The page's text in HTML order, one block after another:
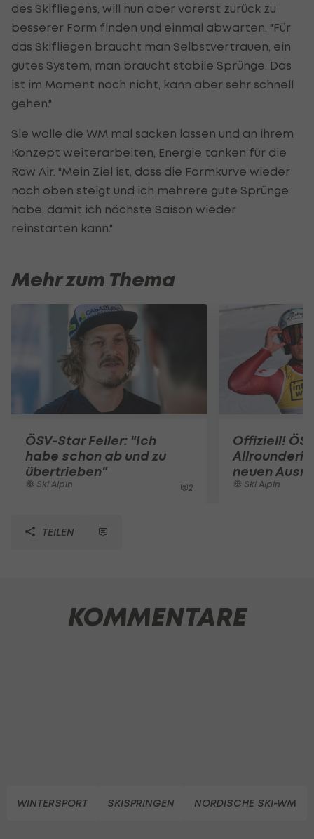
des Skifliegens, will nun aber vorerst zurück zu
besserer Form finden und einmal abwarten. "Für
das Skifliegen braucht man Selbstvertrauen, ein
gutes System, man braucht stabile Sprünge. Das
ist im Moment noch nicht, kann aber sehr schnell
gehen."
Sie wolle die WM mal sacken lassen und an ihrem
Konzept weiterarbeiten, Energie tanken für die
Raw Air. "Mein Ziel ist, dass die Formkurve wieder
nach oben steigt und ich mehrere gute Sprünge
habe, damit ich nächste Saison wieder
reinstarten kann."
Mehr zum Thema
ÖSV-Star Feller: "Ich
habe schon ab und zu
übertrieben"
Ski Alpin 2
Offiziell!
neuen
Ski Alpin
TEILEN
KOMMENTARE
WINTERSPORT SKISPRINGEN NORDISCHE SKI-WM